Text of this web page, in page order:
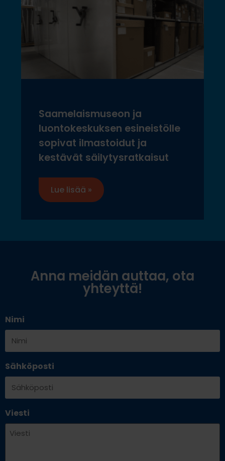
Saamelaismuseon ja
luontokeskuksen esineistölle
sopivat ilmastoidut ja
kestävät säilytysratkaisut
Lue lisää »
Anna meidän auttaa, ota
yhteyttä!
Nimi
Sähköposti
Viesti